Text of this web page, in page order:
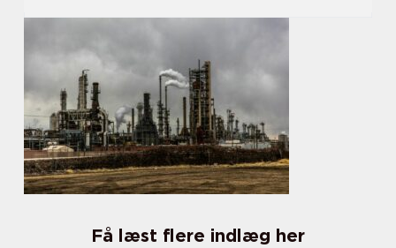
Få læst flere indlæg her